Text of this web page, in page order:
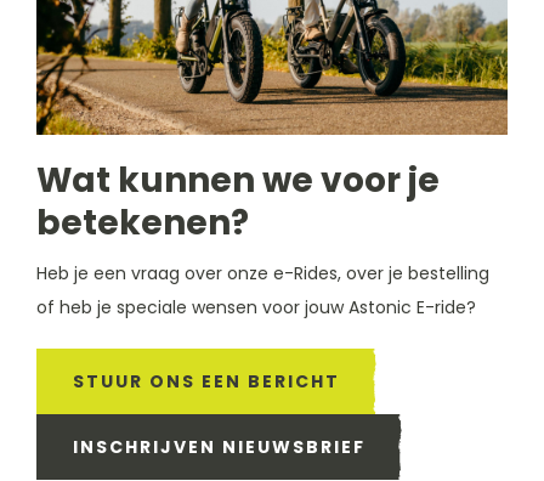
Wat kunnen we voor je
betekenen?
Heb je een vraag over onze e-Rides, over je bestelling
of heb je speciale wensen voor jouw Astonic E-ride?
STUUR ONS EEN BERICHT
INSCHRIJVEN NIEUWSBRIEF